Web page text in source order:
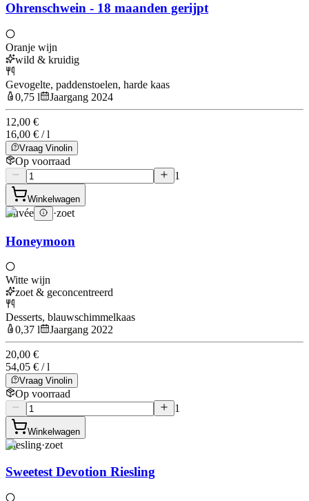
Ohrenschwein - 18 maanden gerijpt
Oranje wijn
wild & kruidig
Gevogelte, paddenstoelen, harde kaas
0,75 l
Jaargang 2024
12,00 €
16,00 € / l
Vraag Vinolin
Op voorraad
1
Winkelwagen
Cuvée ·zoet
Honeymoon
Witte wijn
zoet & geconcentreerd
Desserts, blauwschimmelkaas
0,37 l
Jaargang 2022
20,00 €
54,05 € / l
Vraag Vinolin
Op voorraad
1
Winkelwagen
Riesling·zoet
Sweetest Devotion Riesling